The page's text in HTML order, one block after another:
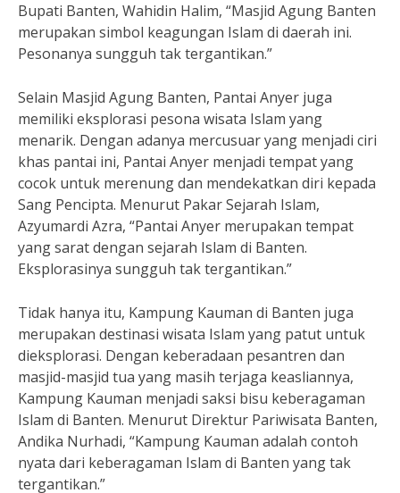
Bupati Banten, Wahidin Halim, “Masjid Agung Banten
merupakan simbol keagungan Islam di daerah ini.
Pesonanya sungguh tak tergantikan.”
Selain Masjid Agung Banten, Pantai Anyer juga
memiliki eksplorasi pesona wisata Islam yang
menarik. Dengan adanya mercusuar yang menjadi ciri
khas pantai ini, Pantai Anyer menjadi tempat yang
cocok untuk merenung dan mendekatkan diri kepada
Sang Pencipta. Menurut Pakar Sejarah Islam,
Azyumardi Azra, “Pantai Anyer merupakan tempat
yang sarat dengan sejarah Islam di Banten.
Eksplorasinya sungguh tak tergantikan.”
Tidak hanya itu, Kampung Kauman di Banten juga
merupakan destinasi wisata Islam yang patut untuk
dieksplorasi. Dengan keberadaan pesantren dan
masjid-masjid tua yang masih terjaga keasliannya,
Kampung Kauman menjadi saksi bisu keberagaman
Islam di Banten. Menurut Direktur Pariwisata Banten,
Andika Nurhadi, “Kampung Kauman adalah contoh
nyata dari keberagaman Islam di Banten yang tak
tergantikan.”